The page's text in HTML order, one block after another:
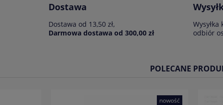
Dostawa
Dostawa od 13,50 zł,
Darmowa dostawa od 300,00 zł
odbiór
POLECANE
nowość